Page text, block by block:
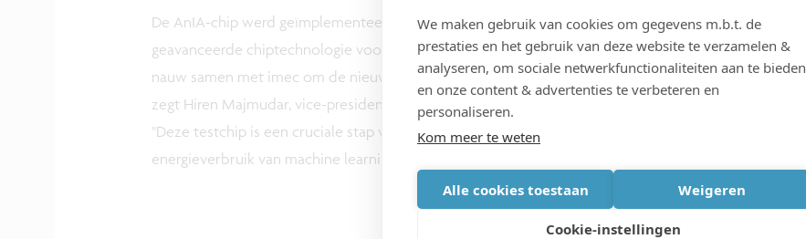
We maken gebruik van cookies om gegevens m.b.t. de
prestaties en het gebruik van deze website te verzamelen &
analyseren, om sociale netwerkfunctionaliteiten aan te bieden
en onze content & advertenties te verbeteren en
personaliseren.
Kom meer te weten
Alle cookies toestaan Weigeren
Cookie-instellingen
De AnIA-chip werd geïmplementeerd in het 22FDX-platform van GlobalFoundries, een
geavanceerde chiptechnologie voor de volgende generatie IoT-toepassingen. "We werkten
nauw samen met imec om de nieuwe AnIA-chip te implementeren,"
zegt Hiren Majmudar, vice-president van de Compute Business Unit bij GlobalFoundries.
"Deze testchip is een cruciale stap voorwaarts om de industrie te laten zien hoe we het
energieverbruik van machine learning-toepassingen aanzienlijk kunnen verminderen."